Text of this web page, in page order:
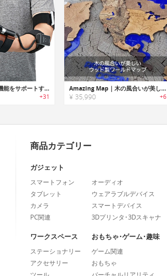
NeoMano｜手の機能をサポートするグローブデザインロボティックハンド「ネオマノ」
+31
Amazing Map｜木の風合いが美しいウッド製ワールドマップ「アメージングマップ」
¥ 35,990 +6
商品カテゴリー
ガジェット
スマートフォン
タブレット
カメラ
PC関連
オーディオ
ウェアラブルデバイス
スマートデバイス
3Dプリンタ･3Dスキャナ
ワークスペース
ステーショナリー
アクセサリー
おもちゃ･ゲーム･趣味
ゲーム関連
おもちゃ